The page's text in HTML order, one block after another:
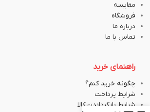
مقایسه
فروشگاه
درباره ما
تماس با ما
راهنمای خرید
چگونه خرید کنم؟
شرایط پرداخت
شرایط بازگرداندن کالا